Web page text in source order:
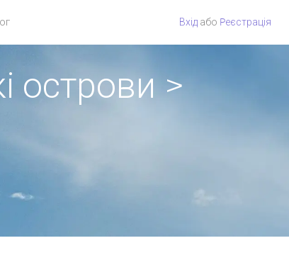
Вхід або Pеєстрація
острови >